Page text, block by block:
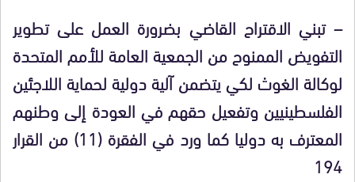
– تبني الاقتراح القاضي بضرورة العمل على تطوير
التفويض الممنوح من الجمعية العامة للأمم المتحدة
لوكالة الغوث لكي يتضمن آلية دولية لحماية اللاجئين
الفلسطينيين وتفعيل حقهم في العودة إلى وطنهم
المعترف به دوليا كما ورد في الفقرة (11) من القرار
194